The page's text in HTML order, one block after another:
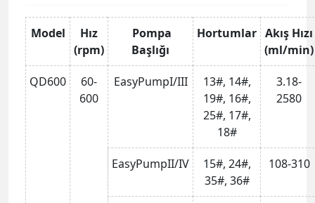
Model
Hız
(rpm)
Pompa
Başlığı
Hortumlar Akış Hızı
(ml/min)
QD600
60-
600
EasyPumpI/III
13#, 14#,
19#, 16#,
25#, 17#,
18#
3.18-
2580
EasyPumpII/IV
15#, 24#,
35#, 36#
108-310